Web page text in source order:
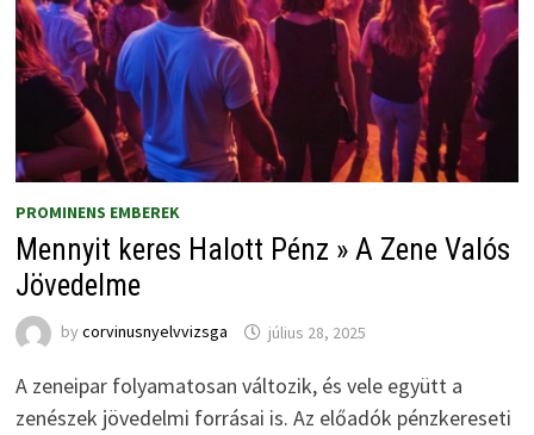
PROMINENS EMBEREK
Mennyit keres Halott Pénz » A Zene Valós
Jövedelme
by corvinusnyelvvizsga július 28, 2025
A zeneipar folyamatosan változik, és vele együtt a
zenészek jövedelmi forrásai is. Az előadók pénzkereseti